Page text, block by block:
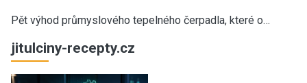
Pět výhod průmyslového tepelného čerpadla, které o…
jitulciny-recepty.cz